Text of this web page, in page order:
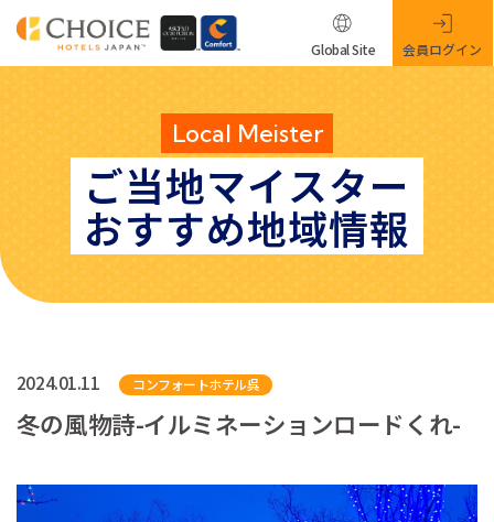
Local Meister
ご当地マイスター
おすすめ地域情報
Global Site 会員ログイン
2024.01.11 コンフォートホテル呉
冬の風物詩-イルミネーションロードくれ-